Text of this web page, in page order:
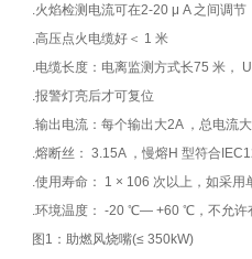
.火焰检测电流可在2-20 μ A 之间调节
.高压点火电缆好＜ 1 米
.电缆长度：电离监测方式长75 米，
.报警灯亮后才可复位
.输出电流：每个输出大2A ，总电流
.熔断丝： 3.15A ，慢熔H 型符合
.使用寿命： 1 × 106 次以上，如采用
.环境温度： -20 ℃— +60 ℃，不允许
图1：助燃风烧嘴(≤ 350kW)